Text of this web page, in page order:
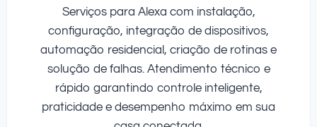
Serviços para Alexa com instalação,
configuração, integração de dispositivos,
automação residencial, criação de rotinas e
solução de falhas. Atendimento técnico e
rápido garantindo controle inteligente,
praticidade e desempenho máximo em sua